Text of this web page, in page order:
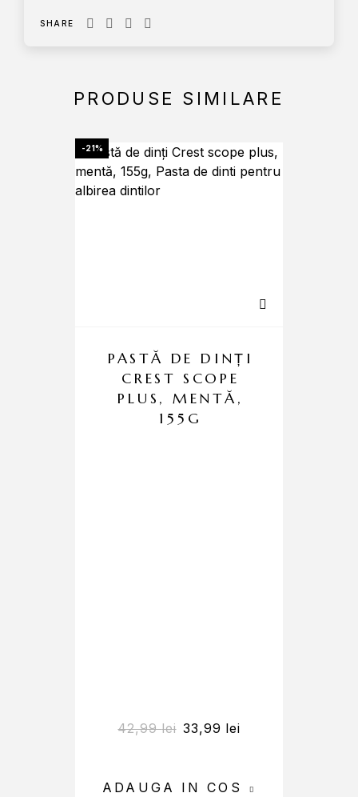
SHARE
PRODUSE SIMILARE
-21%
ADAUGA IN COS
PASTĂ DE DINȚI
CREST SCOPE
PLUS, MENTĂ,
155G
42,99lei 33,99 lei